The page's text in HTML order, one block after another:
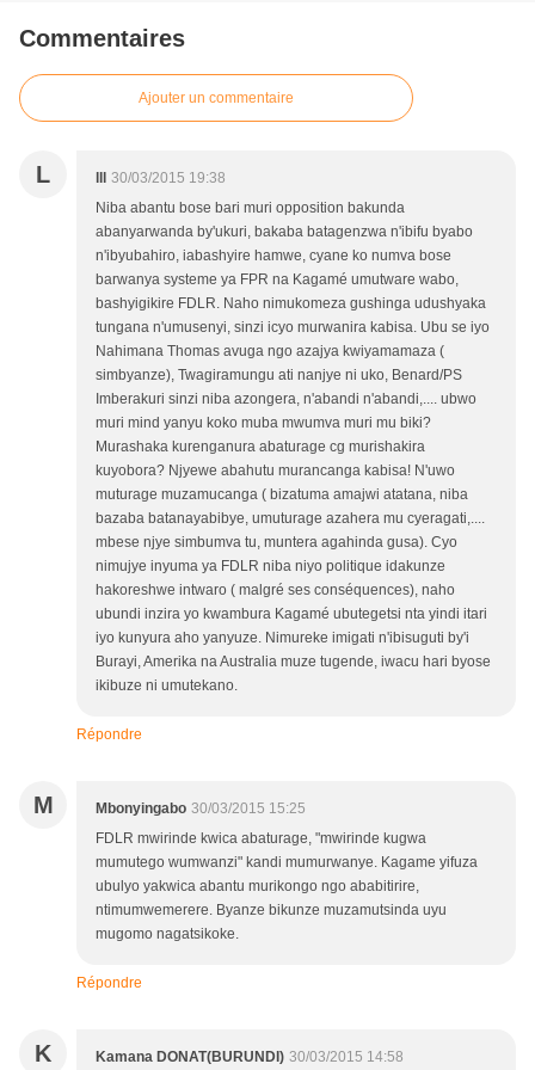
Commentaires
Ajouter un commentaire
L
30/03/2015 19:38
Niba abantu bose bari muri opposition bakunda
abanyarwanda by'ukuri, bakaba batagenzwa n'ibifu byabo
n'ibyubahiro, iabashyire hamwe, cyane ko numva bose
barwanya systeme ya FPR na Kagamé umutware wabo,
bashyigikire FDLR. Naho nimukomeza gushinga udushyaka
tungana n'umusenyi, sinzi icyo murwanira kabisa. Ubu se iyo
Nahimana Thomas avuga ngo azajya kwiyamamaza (
simbyanze), Twagiramungu ati nanjye ni uko, Benard/PS
Imberakuri sinzi niba azongera, n'abandi n'abandi,.... ubwo
muri mind yanyu koko muba mwumva muri mu biki?
Murashaka kurenganura abaturage cg murishakira
kuyobora? Njyewe abahutu murancanga kabisa! N'uwo
muturage muzamucanga ( bizatuma amajwi atatana, niba
bazaba batanayabibye, umuturage azahera mu cyeragati,....
mbese njye simbumva tu, muntera agahinda gusa). Cyo
nimujye inyuma ya FDLR niba niyo politique idakunze
hakoreshwe intwaro ( malgré ses conséquences), naho
ubundi inzira yo kwambura Kagamé ubutegetsi nta yindi itari
iyo kunyura aho yanyuze. Nimureke imigati n'ibisuguti by'i
Burayi, Amerika na Australia muze tugende, iwacu hari byose
ikibuze ni umutekano.
Répondre
M Mbonyingabo 30/03/2015 15:25
FDLR mwirinde kwica abaturage, "mwirinde kugwa
mumutego wumwanzi" kandi mumurwanye. Kagame yifuza
ubulyo yakwica abantu murikongo ngo ababitirire,
ntimumwemerere. Byanze bikunze muzamutsinda uyu
mugomo nagatsikoke.
Répondre
K Kamana DONAT(BURUNDI) 30/03/2015 14:58